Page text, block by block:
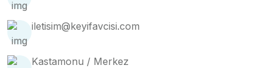
iletisim@keyifavcisi.com
Kastamonu / Merkez